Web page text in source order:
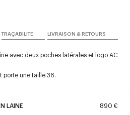
LAINE 890 €
TRAÇABILITÉ LIVRAISON & RETOURS
avec deux poches latérales et logo AC
porte une taille 36.